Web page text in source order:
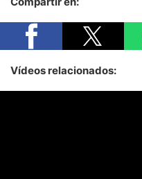
Vídeos relacionados: